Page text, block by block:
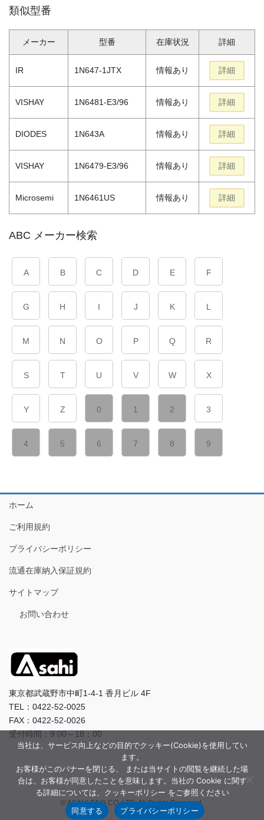
類似型番
メーカー 型番 在庫状況 詳細
IR 1N647-1JTX 情報あり 詳細
VISHAY 1N6481-E3/96 情報あり 詳細
DIODES 1N643A 情報あり 詳細
VISHAY 1N6479-E3/96 情報あり 詳細
Microsemi 1N6461US 情報あり 詳細
ABC メーカー検索
A B C D E F
G H I J K L
M N O P Q R
S T U V W X
Y Z 0 1 2 3
4 5 6 7 8 9
ホーム
ご利用規約
プライバシーポリシー
流通在庫納入保証規約
サイトマップ
お問い合わせ
東京都武蔵野市中町1-4-1 香月ビル 4F
TEL：0422-52-0025
FAX：0422-52-0026
受付時間：9:00～18：00
© ASAHI-ENG CO.,LTD. All Rights Reserved.
当社は、サービス向上などの目的でクッキー(Cookie)を使用してい
ます。
お客様がこのバナーを閉じる、 または当サイトの閲覧を継続した場
合は、お客様が同意したことを意味します。当社の Cookie に関す
る詳細については、クッキーポリシー をご参照ください
同意する
プライバシーポリシー